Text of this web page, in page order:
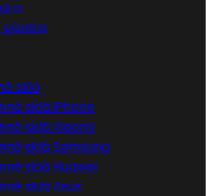
púzdra
sklá
sklá iPhone
sklá Xiaomi
sklá Samsung
sklá Huawei
sklá Asus